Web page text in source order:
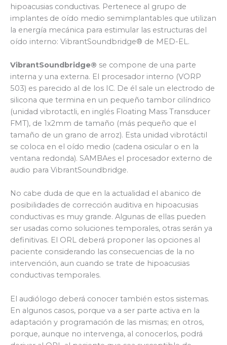
hipoacusias conductivas. Pertenece al grupo de
implantes de oído medio semimplantables que utilizan
la energía mecánica para estimular las estructuras del
oído interno: VibrantSoundbridge® de MED-EL.
VibrantSoundbridge® se compone de una parte
interna y una externa. El procesador interno (VORP
503) es parecido al de los IC. De él sale un electrodo de
silicona que termina en un pequeño tambor cilíndrico
(unidad vibrotactli, en inglés Floating Mass Transducer
FMT), de 1x2mm de tamaño (más pequeño que el
tamaño de un grano de arroz). Esta unidad vibrotáctil
se coloca en el oído medio (cadena osicular o en la
ventana redonda). SAMBAes el procesador externo de
audio para VibrantSoundbridge.
No cabe duda de que en la actualidad el abanico de
posibilidades de corrección auditiva en hipoacusias
conductivas es muy grande. Algunas de ellas pueden
ser usadas como soluciones temporales, otras serán ya
definitivas. El ORL deberá proponer las opciones al
paciente considerando las consecuencias de la no
intervención, aun cuando se trate de hipoacusias
conductivas temporales.
El audiólogo deberá conocer también estos sistemas.
En algunos casos, porque va a ser parte activa en la
adaptación y programación de las mismas; en otros,
porque, aunque no intervenga, al conocerlos, podrá